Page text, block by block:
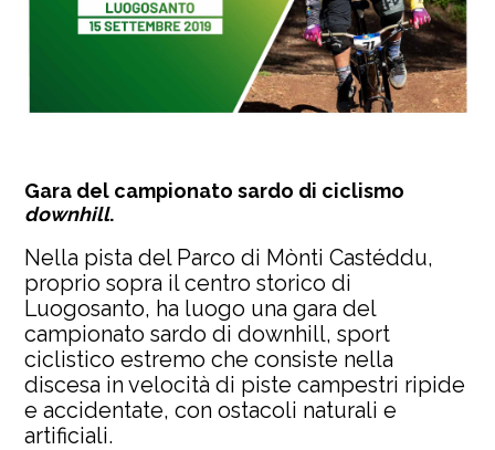
Gara del campionato sardo di ciclismo
downhill.
Nella pista del Parco di Mònti Castéddu,
proprio sopra il centro storico di
Luogosanto, ha luogo una gara del
campionato sardo di downhill, sport
ciclistico estremo che consiste nella
discesa in velocità di piste campestri ripide
e accidentate, con ostacoli naturali e
artificiali.